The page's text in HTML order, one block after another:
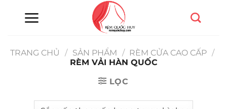
TRANG CHỦ
/ SẢN PHẨM / RÈM CỬA CAO CẤP /
RÈM VẢI HÀN QUỐC
LỌC